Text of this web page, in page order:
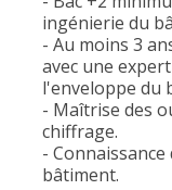
ingénierie du
- Au moins 3
avec une
l'enveloppe du
- Maîtrise des
chiffrage.
-
bâtiment.